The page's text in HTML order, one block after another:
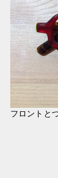
フロントと